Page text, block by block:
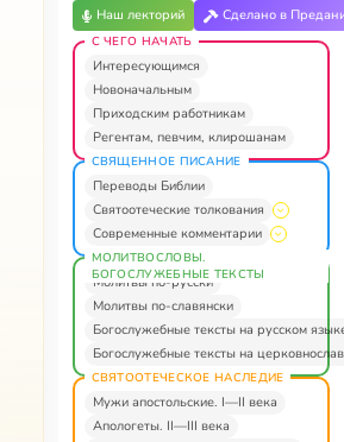
Наш лекторий Сделано в
С ЧЕГО НАЧАТЬ
Интересующимся
Новоначальным
Приходским работникам
Регентам, певчим, клирошанам
СВЯЩЕННОЕ ПИСАНИЕ
Переводы Библии
Святоотеческие толкования
Современные комментарии
МОЛИТВОСЛОВЫ.
БОГОСЛУЖЕБНЫЕ ТЕКСТЫ
Молитвы по-русски
Молитвы по-славянски
Богослужебные тексты на русском
Богослужебные тексты на
СВЯТООТЕЧЕСКОЕ НАСЛЕДИЕ
Мужи апостольские. I—II века
Апологеты. II—III века